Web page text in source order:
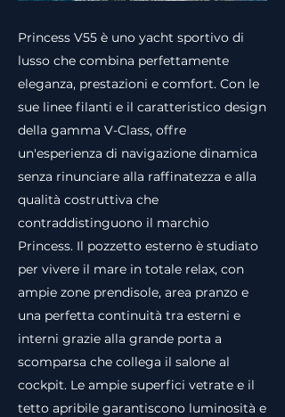
Princess V55 è uno yacht sportivo di
lusso che combina perfettamente
eleganza, prestazioni e comfort. Con le
sue linee filanti e il caratteristico design
della gamma V-Class, offre
un'esperienza di navigazione dinamica
senza rinunciare alla raffinatezza e alla
qualità costruttiva che
contraddistinguono il marchio
Princess. Il pozzetto esterno è studiato
per vivere il mare in totale relax, con
ampie zone prendisole, area pranzo e
una perfetta continuità tra esterni e
interni grazie alla grande porta a
scomparsa che collega il salone al
cockpit. Le ampie superfici vetrate e il
tetto apribile garantiscono luminosità e